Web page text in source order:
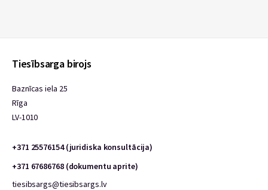
Tiesībsarga birojs
Baznīcas iela 25
Rīga
LV-1010
+371 25576154 (juridiska konsultācija)
+371 67686768 (dokumentu aprite)
tiesibsargs@tiesibsargs.lv